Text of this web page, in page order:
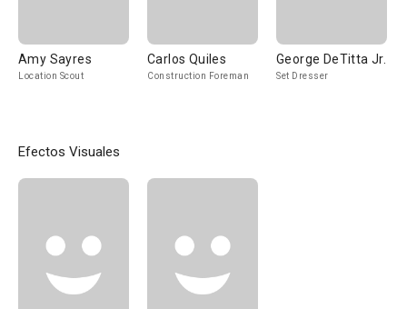
Amy Sayres
Location Scout
Carlos Quiles
Construction Foreman
George DeTitta Jr.
Set Dresser
Efectos Visuales